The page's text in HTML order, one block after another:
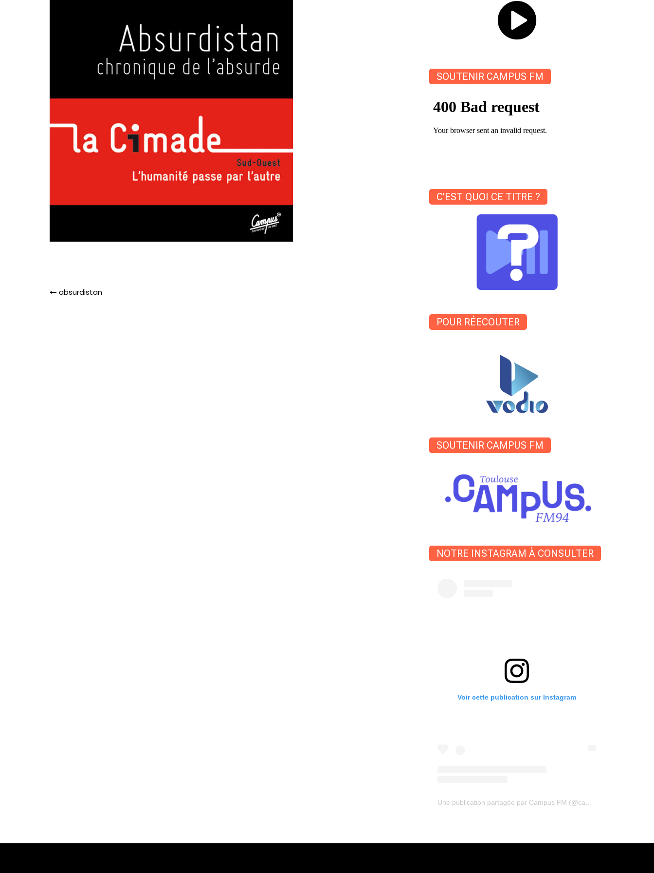
Navigation
absurdistan
SOUTENIR CAMPUS FM
C’EST QUOI CE TITRE ?
POUR RÉECOUTER
SOUTENIR CAMPUS FM
NOTRE INSTAGRAM À CONSULTER
Voir cette publication sur Instagram